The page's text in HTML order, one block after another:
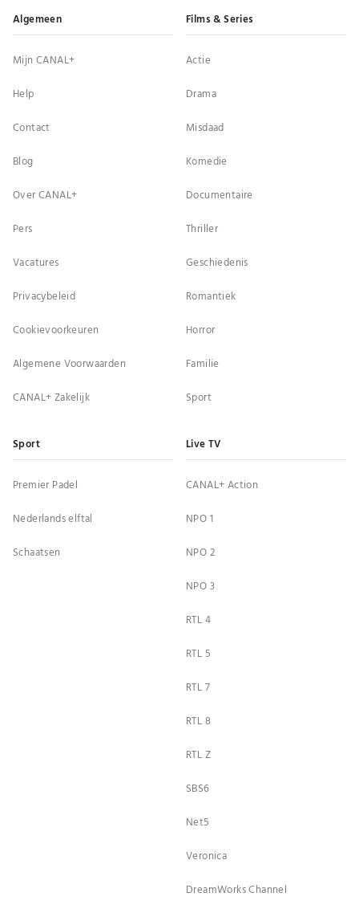
Algemeen
Mijn CANAL+
Help
Contact
Blog
Over CANAL+
Pers
Vacatures
Privacybeleid
Cookievoorkeuren
Algemene Voorwaarden
CANAL+ Zakelijk
Films & Series
Actie
Drama
Misdaad
Komedie
Documentaire
Thriller
Geschiedenis
Romantiek
Horror
Familie
Sport
Sport
Premier Padel
Nederlands elftal
Schaatsen
Live TV
CANAL+ Action
NPO 1
NPO 2
NPO 3
RTL 4
RTL 5
RTL 7
RTL 8
RTL Z
SBS6
Net5
Veronica
DreamWorks Channel